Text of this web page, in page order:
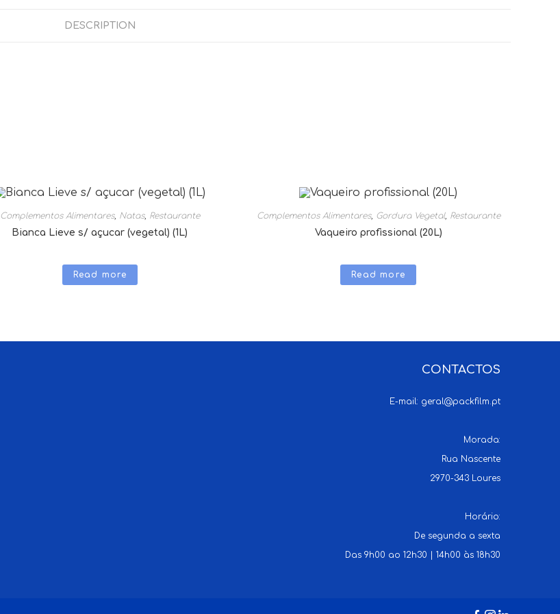
DESCRIPTION
Complementos Alimentares, Natas, Restaurante
Bianca Lieve s/ açucar (vegetal) (1L)
Read more
Complementos Alimentares, Gordura Vegetal, Restaurante
Vaqueiro profissional (20L)
Read more
CONTACTOS
E-mail: geral@packfilm.pt
Morada:
Rua Nascente
2970-343 Loures
Horário:
De segunda a sexta
Das 9h00 ao 12h30 | 14h00 às 18h30